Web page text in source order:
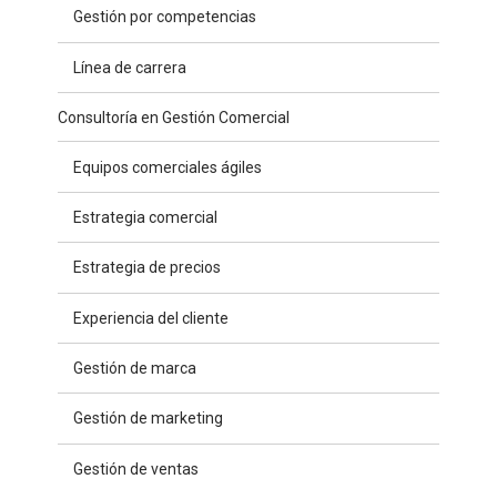
Gestión por competencias
Línea de carrera
Consultoría en Gestión Comercial
Equipos comerciales ágiles
Estrategia comercial
Estrategia de precios
Experiencia del cliente
Gestión de marca
Gestión de marketing
Gestión de ventas